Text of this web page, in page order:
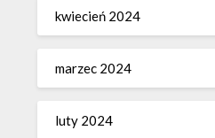
kwiecień 2024
marzec 2024
luty 2024